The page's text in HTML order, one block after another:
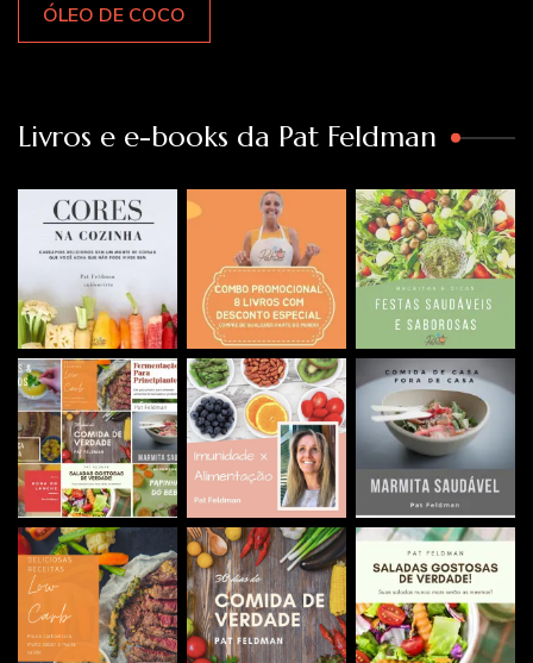
ÓLEO DE COCO
Livros e e-books da Pat Feldman